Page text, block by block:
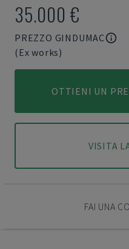
35.000 €
PREZZO GINDUMAC
(Ex works)
OTTIENI UN
VISITA
FAI UNA